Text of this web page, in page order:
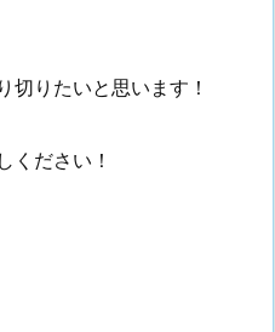
切りたいと思います！
ください！